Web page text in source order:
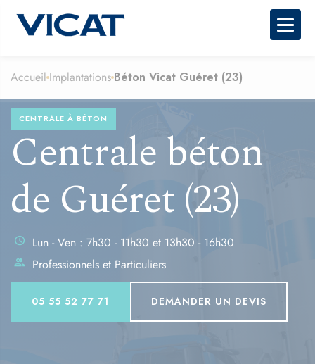
Accueil Implantations Béton Vicat Guéret (23)
CENTRALE À BÉTON
Centrale béton
de Guéret (23)
schedule Lun - Ven : 7h30 - 11h30 et 13h30 - 16h30
group Professionnels et Particuliers
05 55 52 77 71 DEMANDER UN DEVIS